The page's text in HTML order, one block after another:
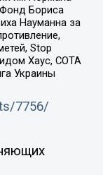
Бориса
Науманна за
Stop
Хаус, СОТА
Украины
7756/